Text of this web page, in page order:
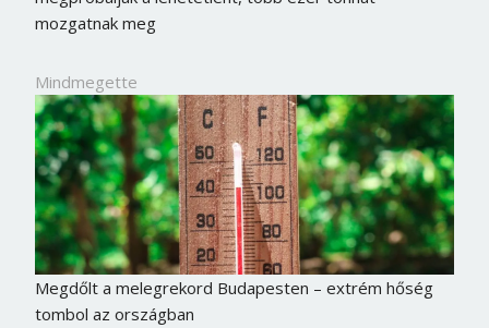
mozgatnak meg
Mindmegette
Megdőlt a melegrekord Budapesten – extrém hőség
tombol az országban